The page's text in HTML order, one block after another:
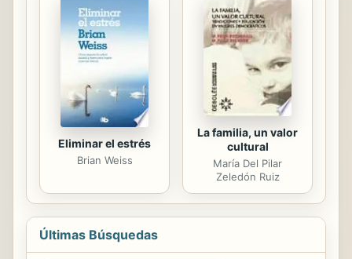
Eliminar el estrés
Brian Weiss
La familia, un valor
cultural
María Del Pilar
Zeledón Ruiz
Últimas Búsquedas